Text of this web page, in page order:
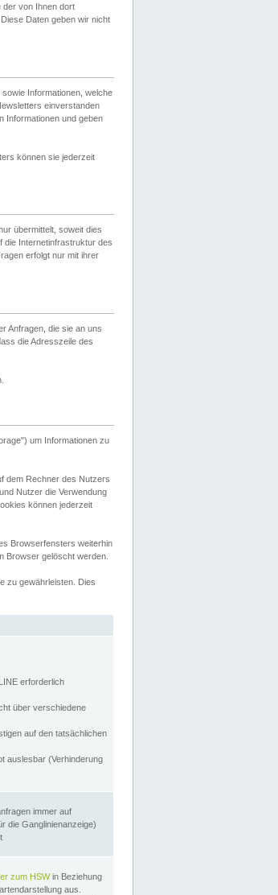
der von Ihnen dort
Daten geben wir nicht
Informationen, welche
einverstanden
Informationen und geben
können sie jederzeit
übermittelt, soweit dies
die Internetinfrastruktur des
erfolgt nur mit ihrer
Anfragen, die sie an uns
die Adresszeile des
um Informationen zu
dem Rechner des Nutzers
Nutzer die Verwendung
können jederzeit
Browserfensters weiterhin
Browser gelöscht werden.
zu gewährleisten. Dies
erforderlich
über verschiedene
auf den tatsächlichen
auslesbar (Verhinderung
immer auf
die Ganglinienanzeige)
zum HSWin Beziehung
aus.